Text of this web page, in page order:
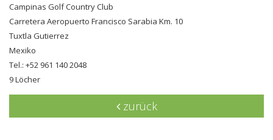
Campinas Golf Country Club
Carretera Aeropuerto Francisco Sarabia Km. 10
Tuxtla Gutierrez
Mexiko
Tel.: +52 961 140 2048
9 Löcher
zurück